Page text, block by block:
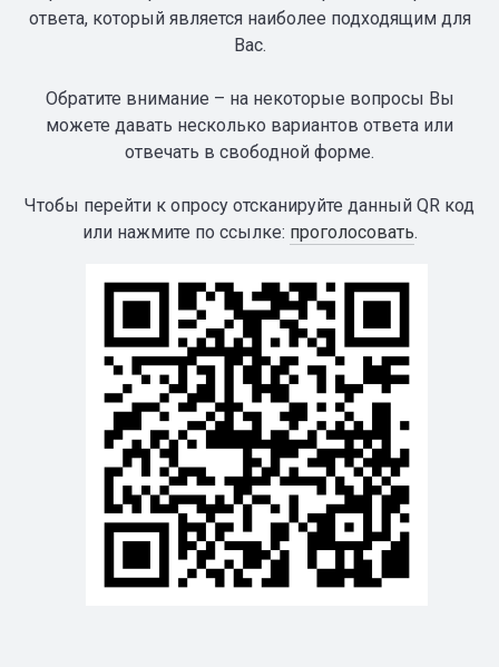
ответа, который является наиболее подходящим для
Вас.
Обратите внимание – на некоторые вопросы Вы
можете давать несколько вариантов ответа или
отвечать в свободной форме.
Чтобы перейти к опросу отсканируйте данный QR код
или нажмите по ссылке: проголосовать.